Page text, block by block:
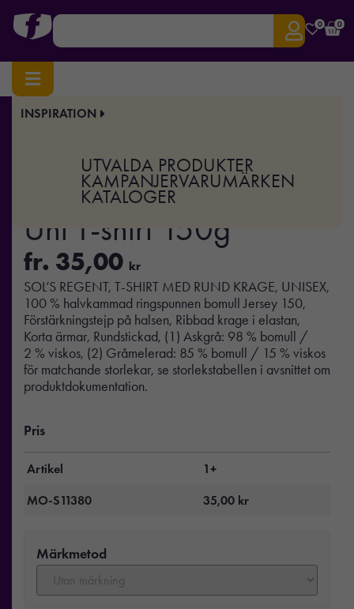
0 0
INSPIRATION
UTVALDA PRODUKTER
KAMPANJERVARUMÄRKEN
KATALOGER
Hem/Profilkläder/T-shirts & Toppar
REGENT – REGENT
Uni T-shirt 150g
fr. 35,00 kr
SOL’S REGENT, T-SHIRT MED RUND KRAGE, UNISEX,
100 % halvkammad ringspunnen bomull Jersey 150,
Förstärkningstejp på halsen, Ribbad krage i elastan,
Korta ärmar, Rundstickad, (1) Askgrå: 98 % bomull /
2 % viskos, (2) Gråmelerad: 85 % bomull / 15 % viskos
för matchande storlekar, se storlekstabellen i avsnittet om
produktdokumentation.
Pris
Artikel
1+
MO-S11380
35,00 kr
Märkmetod